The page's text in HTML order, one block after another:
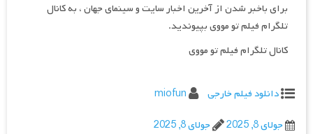
برای باخبر شدن از آخرین اخبار سایت و سینمای جهان ، به کانال
تلگرام فیلم تو مووی بپیوندید.
کانال تلگرام فیلم تو مووی
دانلود فیلم خارجی
miofun
جولای 8, 2025
جولای 8, 2025